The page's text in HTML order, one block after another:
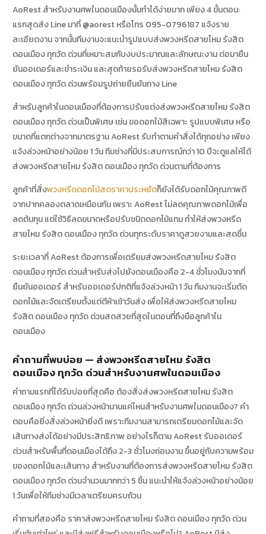
AoRest สำหรับงานศพในดอนเมืองนั้นทำได้ง่ายมาก เพียง 4 ขั้นตอน:
แรกสุดส่ง Line มาที่ @aorest หรือโทร 095-0796187 แจ้งราย
ละเอียดงาน จากนั้นทีมงานจะแนะนำรูปแบบส่งพวงหรีดสายไหม รังสิต
ดอนเมือง ทุกวัด ด่วนที่เหมาะสมกับงบประมาณและลักษณะงาน ต่อมายืน
ยันออเดอร์และชำระเงิน และสุดท้ายรอรับส่งพวงหรีดสายไหม รังสิต
ดอนเมือง ทุกวัด ด่วนพร้อมรูปถ่ายยืนยันทาง Line
สำหรับลูกค้าในดอนเมืองที่ต้องการปรับแต่งส่งพวงหรีดสายไหม รังสิต
ดอนเมือง ทุกวัด ด่วนเป็นพิเศษ เช่น ขอดอกไม้สีเฉพาะ รูปแบบพิเศษ หรือ
ขนาดที่แตกต่างจากมาตรฐาน AoRest รับทำตามคำสั่งได้ทุกอย่าง เพียง
แจ้งล่วงหน้าอย่างน้อย 1 วัน ทีมช่างที่มีประสบการณ์กว่า 10 ปีจะดูแลให้ได้
ส่งพวงหรีดสายไหม รังสิต ดอนเมือง ทุกวัด ด่วนตามที่ต้องการ
ลูกค้าที่สั่งพวงหรีดดอกไม้สดราคาประหยัดก็ยังได้รับดอกไม้คุณภาพดี
จากปากคลองตลาดเหมือนกัน เพราะ AoRest ไม่ลดคุณภาพดอกไม้เพื่อ
ลดต้นทุน แต่ใช้วิธีลดขนาดหรือปรับชนิดดอกไม้แทน ทำให้ส่งพวงหรีด
สายไหม รังสิต ดอนเมือง ทุกวัด ด่วนทุกระดับราคาดูสวยงามและสดชื่น
ระยะเวลาที่ AoRest ต้องการเพื่อเตรียมส่งพวงหรีดสายไหม รังสิต
ดอนเมือง ทุกวัด ด่วนสำหรับส่งไปยังดอนเมืองคือ 2-4 ชั่วโมงนับจากที่
ยืนยันออเดอร์ สำหรับออเดอร์ปกติที่แจ้งล่วงหน้า 1 วัน ทีมงานจะเริ่มตัด
ดอกไม้และจัดเตรียมตั้งแต่ตีห้าเช้าวันส่ง เพื่อให้ส่งพวงหรีดสายไหม
รังสิต ดอนเมือง ทุกวัด ด่วนสดสวยที่สุดในตอนที่ถึงมือลูกค้าใน
ดอนเมือง
คำถามที่พบบ่อย — ส่งพวงหรีดสายไหม รังสิต
ดอนเมือง ทุกวัด ด่วนสำหรับงานศพในดอนเมือง
คำถามแรกที่ได้รับบ่อยที่สุดคือ ต้องสั่งส่งพวงหรีดสายไหม รังสิต
ดอนเมือง ทุกวัด ด่วนล่วงหน้านานแค่ไหนสำหรับงานศพในดอนเมือง? คำ
ตอบคือยิ่งสั่งล่วงหน้ายิ่งดี เพราะทีมงานสามารถเตรียมดอกไม้และจัด
เส้นทางส่งได้อย่างมีประสิทธิภาพ อย่างไรก็ตาม AoRest รับออเดอร์
ด่วนสำหรับพื้นที่ดอนเมืองได้ถึง 2-3 ชั่วโมงก่อนงาน ขึ้นอยู่กับความพร้อม
ของดอกไม้และเส้นทาง สำหรับงานที่ต้องการส่งพวงหรีดสายไหม รังสิต
ดอนเมือง ทุกวัด ด่วนจำนวนมากกว่า 5 ชิ้น แนะนำให้แจ้งล่วงหน้าอย่างน้อย
1 วันเพื่อให้ทีมช่างมีเวลาเตรียมครบถ้วน
คำถามที่สองคือ ราคาส่งพวงหรีดสายไหม รังสิต ดอนเมือง ทุกวัด ด่วน